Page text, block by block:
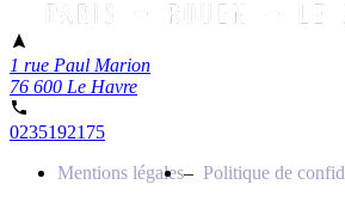
1 rue Paul Marion
76 600 Le Havre
0235192175
Mentions légales
Politique de